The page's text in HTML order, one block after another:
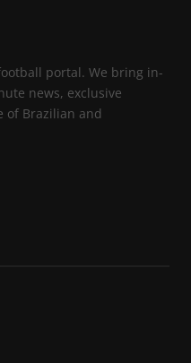
portal. We bring in-
news, exclusive
of Brazilian and